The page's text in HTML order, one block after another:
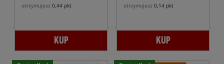
otrzymujesz 0,44 pkt
KUP
otrzymujesz 0,14 pkt
KUP